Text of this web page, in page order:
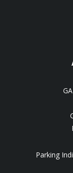
Parking